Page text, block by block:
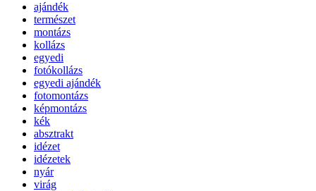
ajándék
természet
montázs
kollázs
egyedi
fotókollázs
egyedi ajándék
fotomontázs
képmontázs
kék
absztrakt
idézet
idézetek
nyár
virág